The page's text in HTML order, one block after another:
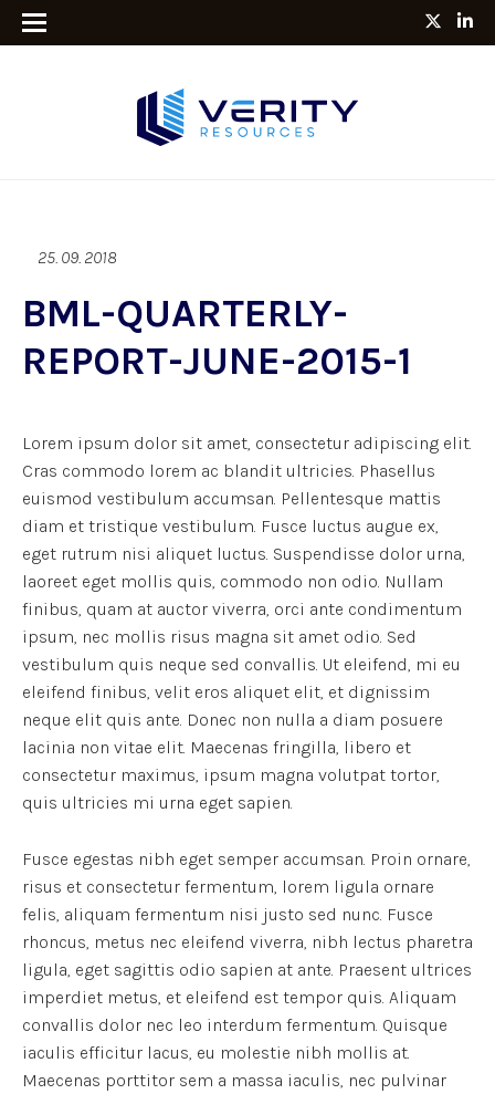
25. 09. 2018
BML-QUARTERLY-
REPORT-JUNE-2015-1
Lorem ipsum dolor sit amet, consectetur adipiscing elit.
Cras commodo lorem ac blandit ultricies. Phasellus
euismod vestibulum accumsan. Pellentesque mattis
diam et tristique vestibulum. Fusce luctus augue ex,
eget rutrum nisi aliquet luctus. Suspendisse dolor urna,
laoreet eget mollis quis, commodo non odio. Nullam
finibus, quam at auctor viverra, orci ante condimentum
ipsum, nec mollis risus magna sit amet odio. Sed
vestibulum quis neque sed convallis. Ut eleifend, mi eu
eleifend finibus, velit eros aliquet elit, et dignissim
neque elit quis ante. Donec non nulla a diam posuere
lacinia non vitae elit. Maecenas fringilla, libero et
consectetur maximus, ipsum magna volutpat tortor,
quis ultricies mi urna eget sapien.
Fusce egestas nibh eget semper accumsan. Proin ornare,
risus et consectetur fermentum, lorem ligula ornare
felis, aliquam fermentum nisi justo sed nunc. Fusce
rhoncus, metus nec eleifend viverra, nibh lectus pharetra
ligula, eget sagittis odio sapien at ante. Praesent ultrices
imperdiet metus, et eleifend est tempor quis. Aliquam
convallis dolor nec leo interdum fermentum. Quisque
iaculis efficitur lacus, eu molestie nibh mollis at.
Maecenas porttitor sem a massa iaculis, nec pulvinar